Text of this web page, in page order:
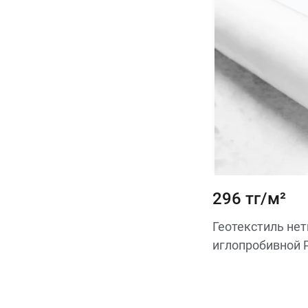
296 тг/м²
Геотекстиль
иглопробивной